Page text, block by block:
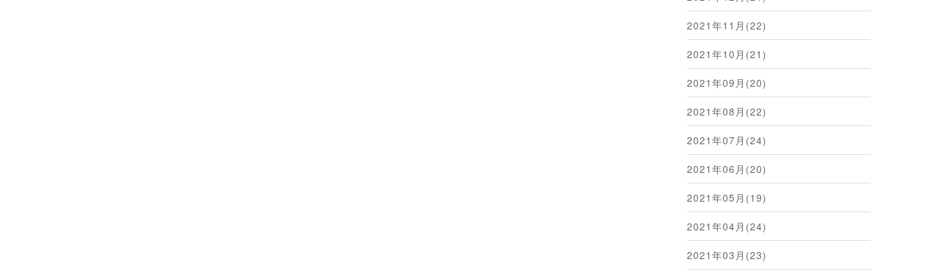
2021年11月(22)
2021年10月(21)
2021年09月(20)
2021年08月(22)
2021年07月(24)
2021年06月(20)
2021年05月(19)
2021年04月(24)
2021年03月(23)